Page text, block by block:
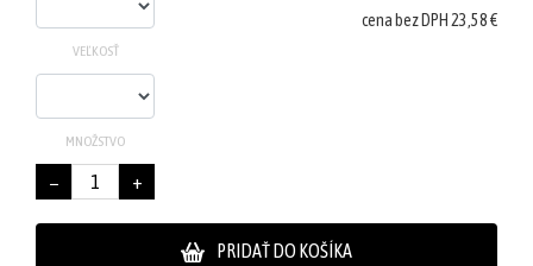
cena bez DPH 23,58 €
VEĽKOSŤ
MNOŽSTVO
− +
PRIDAŤ DO KOŠÍKA